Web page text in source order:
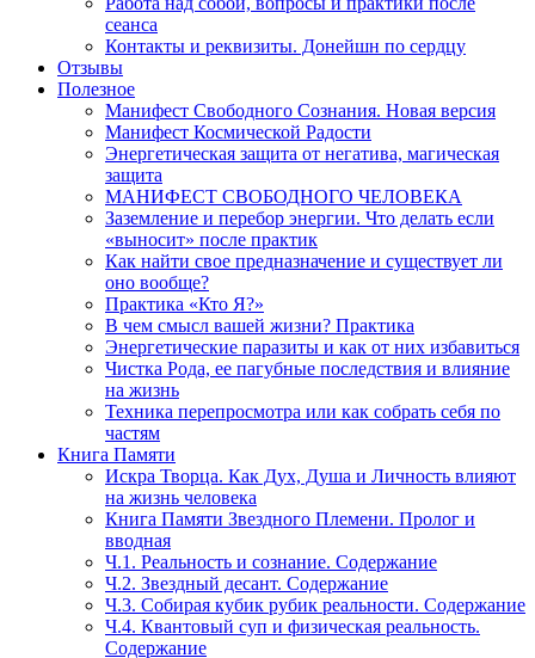
сеанса
Контакты и реквизиты. Донейшн по сердцу
Отзывы
Полезное
Манифест Свободного Сознания. Новая версия
Манифест Космической Радости
Энергетическая защита от негатива, магическая
защита
МАНИФЕСТ СВОБОДНОГО ЧЕЛОВЕКА
Заземление и перебор энергии. Что делать если
«выносит» после практик
Как найти свое предназначение и существует ли
оно вообще?
Практика «Кто Я?»
В чем смысл вашей жизни? Практика
Энергетические паразиты и как от них избавиться
Чистка Рода, ее пагубные последствия и влияние
на жизнь
Техника перепросмотра или как собрать себя по
частям
Книга Памяти
Искра Творца. Как Дух, Душа и Личность влияют
на жизнь человека
Книга Памяти Звездного Племени. Пролог и
вводная
Ч.1. Реальность и сознание. Содержание
Ч.2. Звездный десант. Содержание
Ч.3. Собирая кубик рубик реальности. Содержание
Ч.4. Квантовый суп и физическая реальность.
Содержание